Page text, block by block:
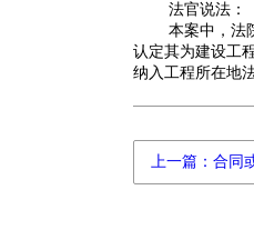
法官说法：
本案中，法
认定其为建设工
纳入工程所在地
上一篇：合同